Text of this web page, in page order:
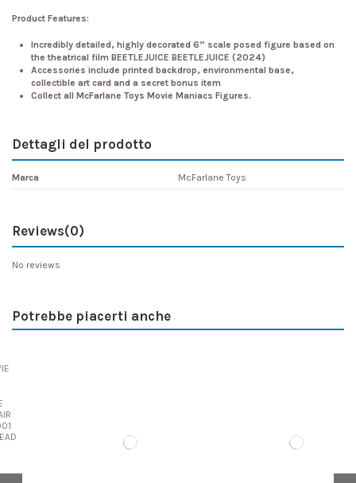
Product Features:
Incredibly detailed, highly decorated 6” scale posed figure based on
the theatrical film BEETLEJUICE BEETLEJUICE (2024)
Accessories include printed backdrop, environmental base,
collectible art card and a secret bonus item
Collect all McFarlane Toys Movie Maniacs Figures.
Dettagli del prodotto
Marca McFarlane Toys
Reviews(0)
No reviews
Potrebbe piacerti anche